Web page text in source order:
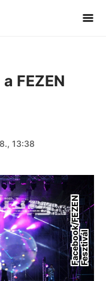
FEZEN
13:38
F
a
c
e
b
oo
k
/
F
E
Z
E
N
F
e
s
z
t
i
v
ál